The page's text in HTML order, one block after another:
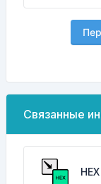
Связанные